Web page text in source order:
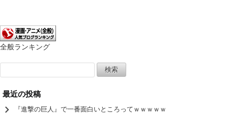
全般ランキング
索:
最近の投稿
『進撃の巨人』で一番面白いところってｗｗｗｗｗ